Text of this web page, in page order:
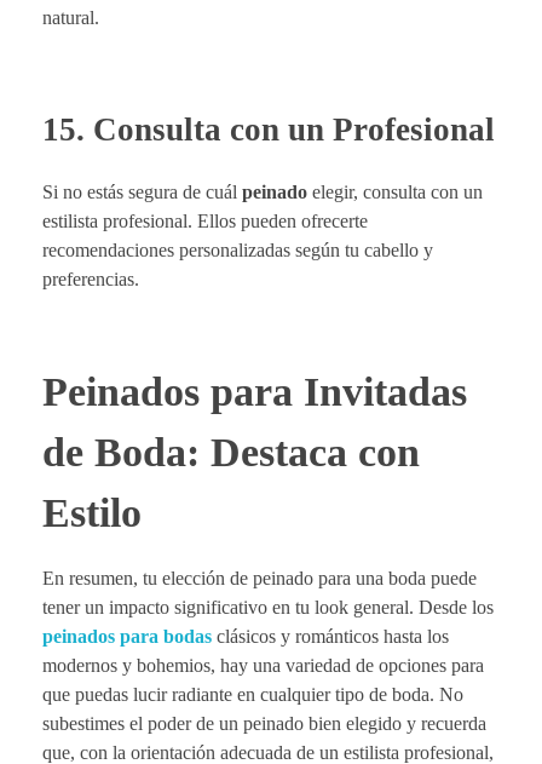
natural.
15. Consulta con un Profesional
Si no estás segura de cuál peinado elegir, consulta con un
estilista profesional. Ellos pueden ofrecerte
recomendaciones personalizadas según tu cabello y
preferencias.
Peinados para Invitadas
de Boda: Destaca con
Estilo
En resumen, tu elección de peinado para una boda puede
tener un impacto significativo en tu look general. Desde los
peinados para bodas clásicos y románticos hasta los
modernos y bohemios, hay una variedad de opciones para
que puedas lucir radiante en cualquier tipo de boda. No
subestimes el poder de un peinado bien elegido y recuerda
que, con la orientación adecuada de un estilista profesional,